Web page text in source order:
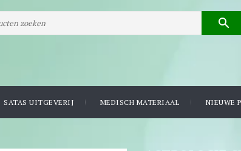

SATAS UITGEVERIJ MEDISCH MATERIAAL NIEUWE